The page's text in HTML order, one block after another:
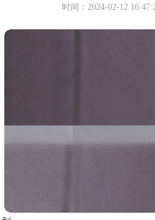
时间：2024-02-12